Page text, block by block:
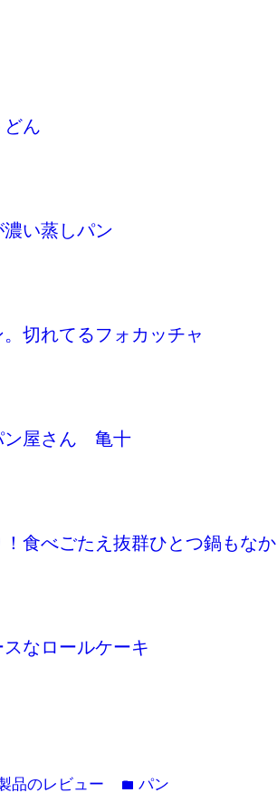
どん
い蒸しパン
切れてるフォカッチャ
ン屋さん 亀十
！食べごたえ抜群ひとつ鍋もなか
なロールケーキ
品のレビュー folder パン